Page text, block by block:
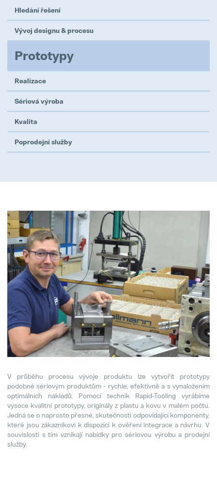
Logistik/logistička
Matthias Haider je novým
Záruka Elektromobilita
08. May 2025
Pollmann is once again a
28. April 2025
Pollmann optimizes European
03. April 2025
hofer powertrain and Pollmann
11. March 2025
Hledání řešení
Vývoj designu & procesu
Prototypy
Realizace
Sériová výroba
Kvalita
Poprodejní služby
V průběhu procesu vývoje produktu lze vytvořit prototypy
podobné sériovým produktům - rychle, efektivně a s vynaložením
optimálních nákladů. Pomocí technik Rapid-Tooling vyrábíme
vysoce kvalitní prototypy, originály z plastu a kovu v malém počtu.
Jedná se o naprosto přesné, skutečnosti odpovídající komponenty,
které jsou zákazníkovi k dispozici k ověření integrace a návrhu. V
souvislosti s tím vznikají nabídky pro sériovou výrobu a prodejní
služby.